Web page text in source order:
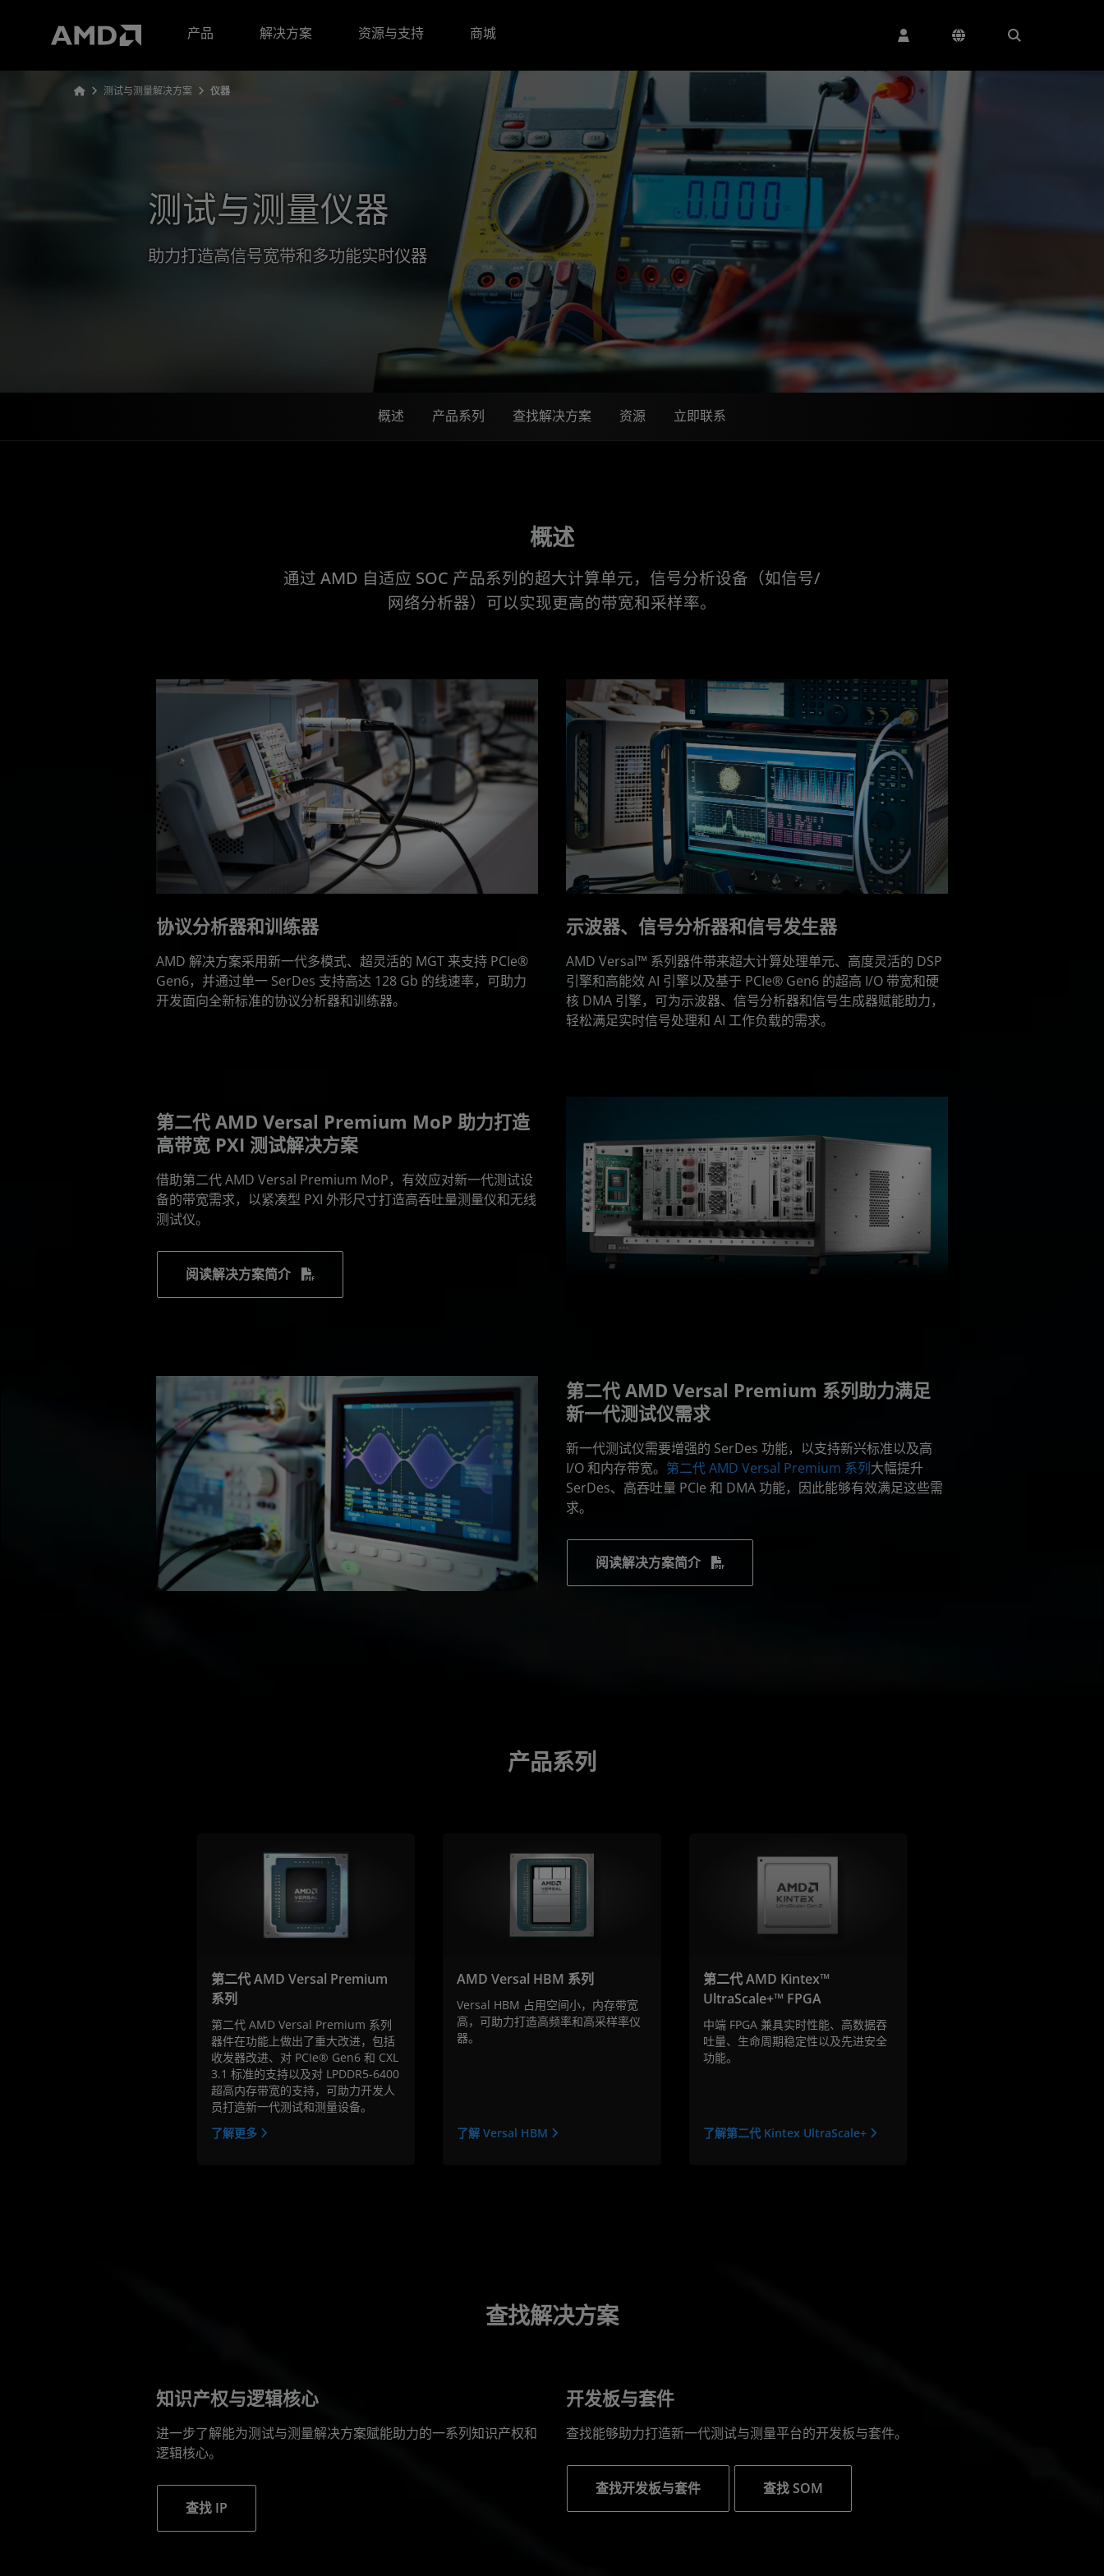
产品
解决方案 资源与支持 商城
测试与测量解决方案 仪器
测试与测量仪器
助力打造高信号宽带和多功能实时仪器
概述 产品系列 查找解决方案 资源 立即联系
概述
通过 AMD 自适应 SOC 产品系列的超大计算单元，信号分析设备（如信号/
网络分析器）可以实现更高的带宽和采样率。
协议分析器和训练器
AMD 解决方案采用新一代多模式、超灵活的 MGT 来支持 PCIe®
Gen6，并通过单一 SerDes 支持高达 128 Gb 的线速率，可助力
开发面向全新标准的协议分析器和训练器。
示波器、信号分析器和信号发生器
AMD Versal™ 系列器件带来超大计算处理单元、高度灵活的 DSP
引擎和高能效 AI 引擎以及基于 PCIe® Gen6 的超高 I/O 带宽和硬
核 DMA 引擎，可为示波器、信号分析器和信号生成器赋能助力，
轻松满足实时信号处理和 AI 工作负载的需求。
第二代 AMD Versal Premium MoP 助力打造
高带宽 PXI 测试解决方案
借助第二代 AMD Versal Premium MoP，有效应对新一代测试设
备的带宽需求，以紧凑型 PXI 外形尺寸打造高吞吐量测量仪和无线
测试仪。
阅读解决方案简介
第二代 AMD Versal Premium 系列助力满足
新一代测试仪需求
新一代测试仪需要增强的 SerDes 功能，以支持新兴标准以及高
I/O 和内存带宽。 第二代 AMD Versal Premium 系列 大幅提升
SerDes、高吞吐量 PCIe 和 DMA 功能，因此能够有效满足这些需
求。
阅读解决方案简介
产品系列
第二代 AMD Versal Premium
系列
第二代 AMD Versal Premium 系列
器件在功能上做出了重大改进，包括
收发器改进、对 PCIe® Gen6 和 CXL
3.1 标准的支持以及对 LPDDR5-6400
超高内存带宽的支持，可助力开发人
员打造新一代测试和测量设备。
了解更多
AMD Versal HBM 系列
Versal HBM 占用空间小，内存带宽
高，可助力打造高频率和高采样率仪
器。
了解 Versal HBM
第二代 AMD Kintex™
UltraScale+™ FPGA
中端 FPGA 兼具实时性能、高数据吞
吐量、生命周期稳定性以及先进安全
功能。
了解第二代 Kintex UltraScale+
查找解决方案
知识产权与逻辑核心
进一步了解能为测试与测量解决方案赋能助力的一系列知识产权和
逻辑核心。
查找 IP
开发板与套件
查找能够助力打造新一代测试与测量平台的开发板与套件。
查找开发板与套件 查找 SOM